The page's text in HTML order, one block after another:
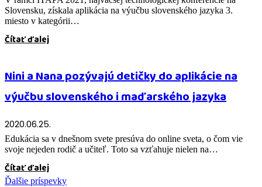
Slovensku, získala aplikácia na výučbu slovenského jazyka 3.
miesto v kategórii…
Čítať ďalej
Nini a Nana pozývajú detičky do aplikácie na
výučbu slovenského i maďarského jazyka
2020.06.25.
Edukácia sa v dnešnom svete presúva do online sveta, o čom vie
svoje nejeden rodič a učiteľ. Toto sa vzťahuje nielen na…
Čítať ďalej
Ďalšie príspevky